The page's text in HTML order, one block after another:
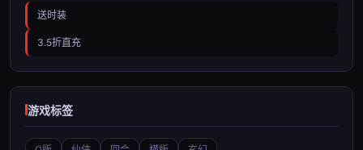
送时装
3.5折直充
游戏标签